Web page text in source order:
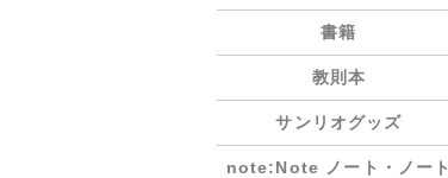
書籍
教則本
サンリオグッズ
note:Note ノート・ノート